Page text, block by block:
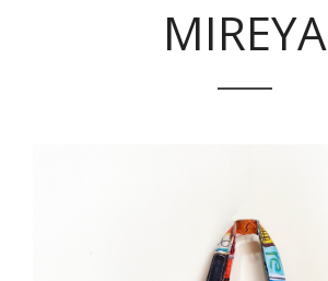
MIREYA